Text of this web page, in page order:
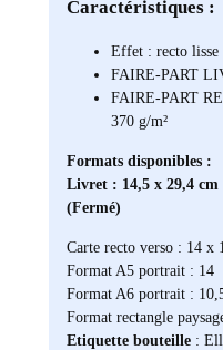
Caractéristiques :
Effet : recto lisse
FAIRE-PART
FAIRE-PART
370 g/m²
Formats disponibles :
Livret : 14,5 x 29,4
(Fermé)
Carte recto verso : 14 x
Format A5 portrait : 14
Format A6 portrait :
Format rectangle
Etiquette bouteille: